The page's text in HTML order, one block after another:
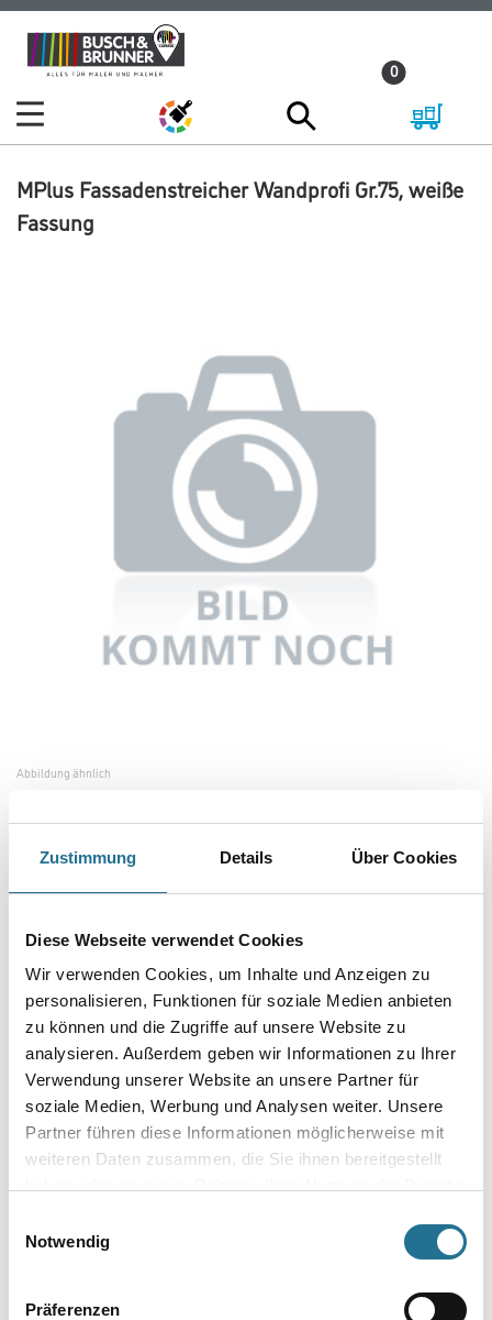
Zustimmung Details Über Cookies
Diese Webseite verwendet Cookies
Wir verwenden Cookies, um Inhalte und Anzeigen zu
personalisieren, Funktionen für soziale Medien anbieten
zu können und die Zugriffe auf unsere Website zu
analysieren. Außerdem geben wir Informationen zu Ihrer
Verwendung unserer Website an unsere Partner für
soziale Medien, Werbung und Analysen weiter. Unsere
Partner führen diese Informationen möglicherweise mit
weiteren Daten zusammen, die Sie ihnen bereitgestellt
Notwendig
Präferenzen
Zum
Inhalt
Zum
Navigationsmenü
0
MPlus Fassadenstreicher Wandprofi Gr.75, weiße
Fassung
Abbildung ähnlich
Umrechnungsfaktoren